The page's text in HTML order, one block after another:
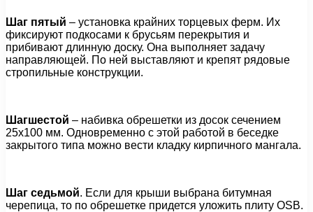
Шаг пятый – установка крайних торцевых ферм. Их
фиксируют подкосами к брусьям перекрытия и
прибивают длинную доску. Она выполняет задачу
направляющей. По ней выставляют и крепят рядовые
стропильные конструкции.
Шагшестой – набивка обрешетки из досок сечением
25х100 мм. Одновременно с этой работой в беседке
закрытого типа можно вести кладку кирпичного мангала.
Шаг седьмой. Если для крыши выбрана битумная
черепица, то по обрешетке придется уложить плиту OSB.